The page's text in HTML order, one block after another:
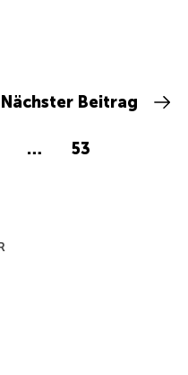
… 53
Nächster Beitrag